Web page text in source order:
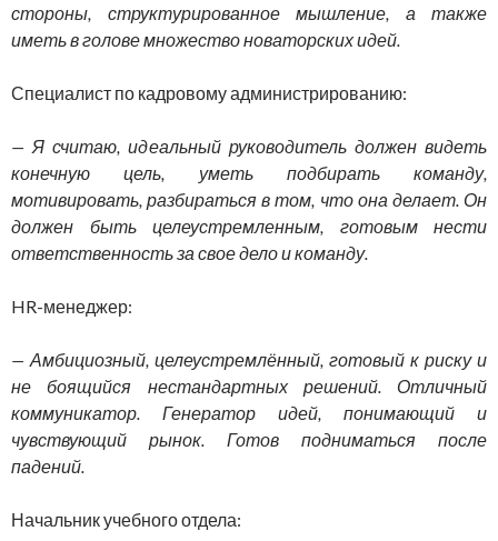
стороны, структурированное мышление, а также
иметь в голове множество новаторских идей.
Специалист по кадровому администрированию:
— Я считаю, идеальный руководитель должен видеть
конечную цель, уметь подбирать команду,
мотивировать, разбираться в том, что она делает. Он
должен быть целеустремленным, готовым нести
ответственность за свое дело и команду.
HR-менеджер:
— Амбициозный, целеустремлённый, готовый к риску и
не боящийся нестандартных решений. Отличный
коммуникатор. Генератор идей, понимающий и
чувствующий рынок. Готов подниматься после
падений.
Начальник учебного отдела: